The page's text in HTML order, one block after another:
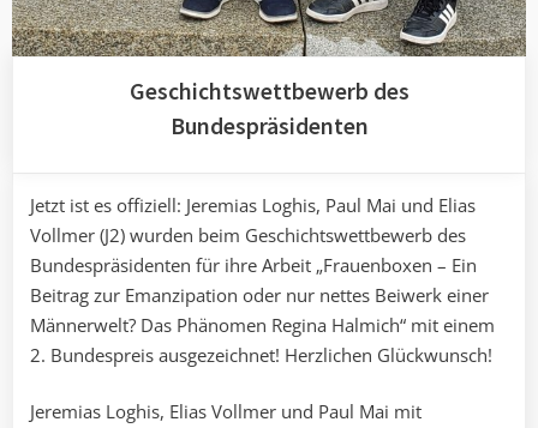
Geschichtswettbewerb des
Bundespräsidenten
Jetzt ist es offiziell: Jeremias Loghis, Paul Mai und Elias
Vollmer (J2) wurden beim Geschichtswettbewerb des
Bundespräsidenten für ihre Arbeit „Frauenboxen – Ein
Beitrag zur Emanzipation oder nur nettes Beiwerk einer
Männerwelt? Das Phänomen Regina Halmich“ mit einem
2. Bundespreis ausgezeichnet! Herzlichen Glückwunsch!
Jeremias Loghis, Elias Vollmer und Paul Mai mit